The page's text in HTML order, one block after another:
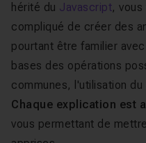
hérité du Javascript,
compliqué de créer des
pourtant être familier
bases des opérations
communes, l'utilisation
Chaque explication est
vous permettant de